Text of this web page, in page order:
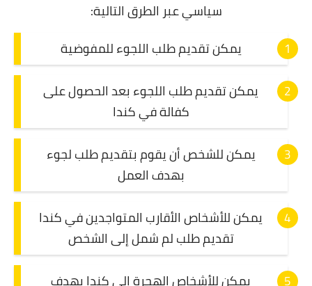
سياسي عبر الطرق التالية:
يمكن تقديم طلب اللجوء للمفوضية
يمكن تقديم طلب اللجوء بعد الحصول على
كفالة في كندا
يمكن للشخص أن يقوم بتقديم طلب لجوء
بهدف العمل
يمكن للأشخاص الأقارب المتواجدين في كندا
تقديم طلب لم شمل إلى الشخص
يمكن للأشخاص الهجرة إلى كندا بهدف